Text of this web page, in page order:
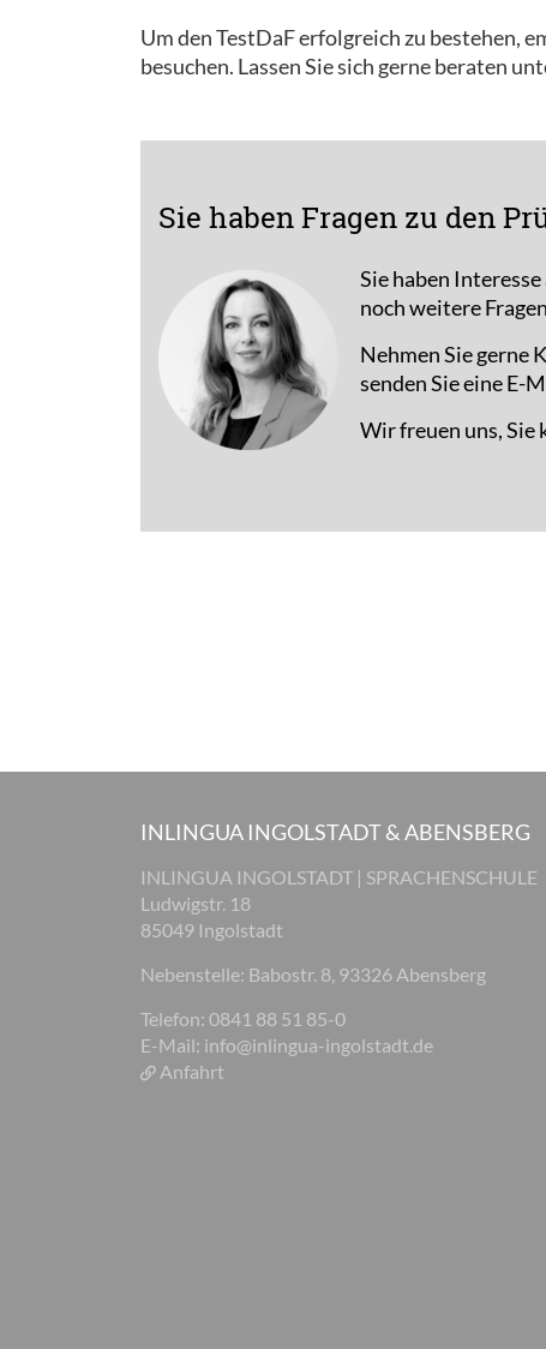
Um den TestDaF erfolgreich zu bestehen,
besuchen. Lassen Sie sich gerne beraten
Sie haben Fragen zu den
Sie haben
noch weitere
Nehmen Sie gerne
senden Sie eine E-
Wir freuen uns, Sie
INLINGUA INGOLSTADT & ABENSBERG
INLINGUA INGOLSTADT | SPRACHENSCHULE
Ludwigstr. 18
85049 Ingolstadt
Nebenstelle: Babostr. 8, 93326 Abensberg
Telefon: 0841 88 51 85-0
E-Mail: info@inlingua-ingolstadt.de
Anfahrt